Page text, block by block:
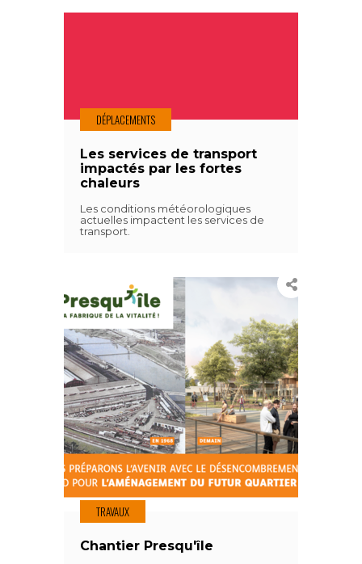
DÉPLACEMENTS
Les services de transport
impactés par les fortes
chaleurs
Les conditions météorologiques
actuelles impactent les services de
transport.
TRAVAUX
Chantier Presqu'île